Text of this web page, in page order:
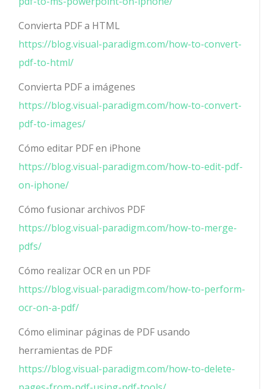
Convierta PDF a HTML
https://blog.visual-paradigm.com/how-to-convert-
pdf-to-html/
Convierta PDF a imágenes
https://blog.visual-paradigm.com/how-to-convert-
pdf-to-images/
Cómo editar PDF en iPhone
https://blog.visual-paradigm.com/how-to-edit-pdf-
on-iphone/
Cómo fusionar archivos PDF
https://blog.visual-paradigm.com/how-to-merge-
pdfs/
Cómo realizar OCR en un PDF
https://blog.visual-paradigm.com/how-to-perform-
ocr-on-a-pdf/
Cómo eliminar páginas de PDF usando
herramientas de PDF
https://blog.visual-paradigm.com/how-to-delete-